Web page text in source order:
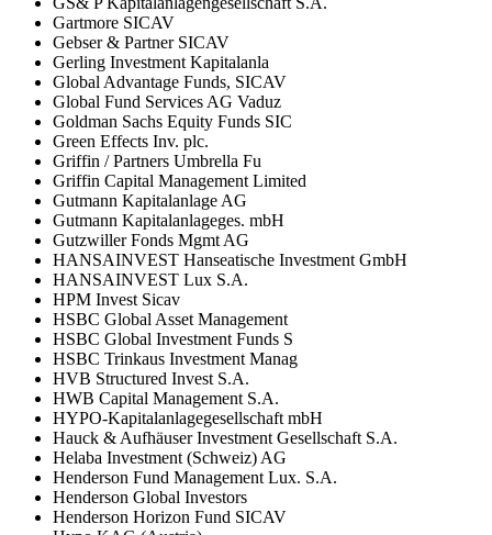
Gartmore SICAV
Gebser & Partner SICAV
Gerling Investment Kapitalanla
Global Advantage Funds, SICAV
Global Fund Services AG Vaduz
Goldman Sachs Equity Funds SIC
Green Effects Inv. plc.
Griffin / Partners Umbrella Fu
Griffin Capital Management Limited
Gutmann Kapitalanlage AG
Gutmann Kapitalanlageges. mbH
Gutzwiller Fonds Mgmt AG
HANSAINVEST Hanseatische Investment GmbH
HANSAINVEST Lux S.A.
HPM Invest Sicav
HSBC Global Asset Management
HSBC Global Investment Funds S
HSBC Trinkaus Investment Manag
HVB Structured Invest S.A.
HWB Capital Management S.A.
HYPO-Kapitalanlagegesellschaft mbH
Hauck & Aufhäuser Investment Gesellschaft S.A.
Helaba Investment (Schweiz) AG
Henderson Fund Management Lux. S.A.
Henderson Global Investors
Henderson Horizon Fund SICAV